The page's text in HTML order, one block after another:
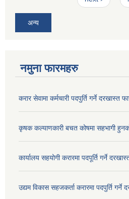
अन्य
नमुना फारमहरु
करार सेवामा कर्मचारी पदपुर्ति गर्ने दरखास्त
कृषक कल्याणकारी बचत कोषमा सहभागी
कार्यालय सहयोगी करारमा पदपूर्ति गर्ने
उद्यम विकास सहजकर्ता करारमा पदपुर्ति गर्ने